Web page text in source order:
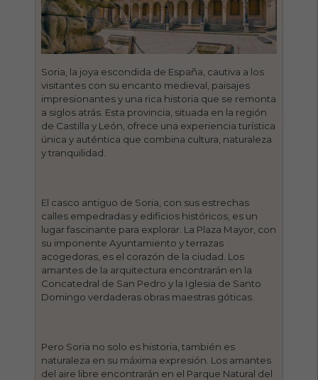
Soria, la joya escondida de España, cautiva a los
visitantes con su encanto medieval, paisajes
impresionantes y una rica historia que se remonta
a siglos atrás. Esta provincia, situada en la región
de Castilla y León, ofrece una experiencia turística
única y auténtica que combina cultura, naturaleza
y tranquilidad.
El casco antiguo de Soria, con sus estrechas
calles empedradas y edificios históricos, es un
lugar fascinante para explorar. La Plaza Mayor, con
su imponente Ayuntamiento y terrazas
acogedoras, es el corazón de la ciudad. Los
amantes de la arquitectura encontrarán en la
Concatedral de San Pedro y la Iglesia de Santo
Domingo verdaderas obras maestras góticas.
Pero Soria no solo es historia, también es
naturaleza en su máxima expresión. Los amantes
del aire libre encontrarán en el Parque Natural del